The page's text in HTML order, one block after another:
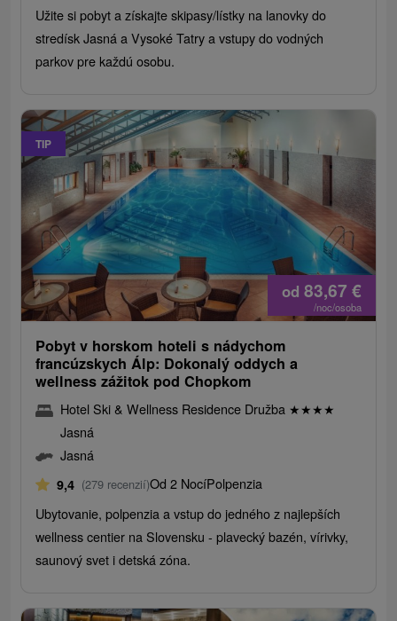
Užite si pobyt a získajte skipasy/lístky na lanovky do
stredísk Jasná a Vysoké Tatry a vstupy do vodných
parkov pre každú osobu.
TIP
od 83,67 €
/noc/osoba
Pobyt v horskom hoteli s nádychom
francúzskych Álp: Dokonalý oddych a
wellness zážitok pod Chopkom
Hotel Ski & Wellness Residence Družba ★★★★
Jasná
Jasná
9,4 (279 recenzií)Od 2 NocíPolpenzia
Ubytovanie, polpenzia a vstup do jedného z najlepších
wellness centier na Slovensku - plavecký bazén, vírivky,
saunový svet i detská zóna.